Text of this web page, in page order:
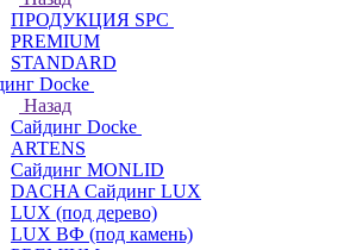
ПРОДУКЦИЯ SPC
PREMIUM
STANDARD
Docke
Назад
Сайдинг Docke
ARTENS
Cайдинг MONLID
DACHA Сайдинг LUX
LUX (под дерево)
LUX ВФ (под камень)